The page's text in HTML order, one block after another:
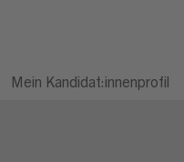
Mein Kandidat:innenprofil